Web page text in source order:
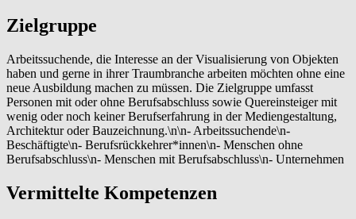
Zielgruppe
Arbeitssuchende, die Interesse an der Visualisierung von Objekten
haben und gerne in ihrer Traumbranche arbeiten möchten ohne eine
neue Ausbildung machen zu müssen. Die Zielgruppe umfasst
Personen mit oder ohne Berufsabschluss sowie Quereinsteiger mit
wenig oder noch keiner Berufserfahrung in der Mediengestaltung,
Architektur oder Bauzeichnung.\n\n- Arbeitssuchende\n-
Beschäftigte\n- Berufsrückkehrer*innen\n- Menschen ohne
Berufsabschluss\n- Menschen mit Berufsabschluss\n- Unternehmen
Vermittelte Kompetenzen